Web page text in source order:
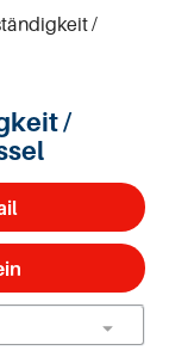
/
/